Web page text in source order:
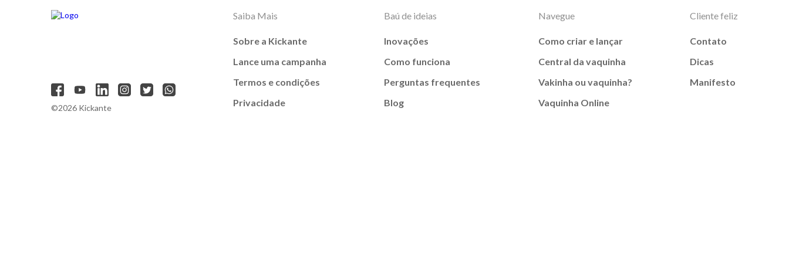
©2026 Kickante
Saiba Mais
Sobre a Kickante
Lance uma campanha
Termos e condições
Privacidade
Baú de ideias
Inovações
Como funciona
Perguntas frequentes
Blog
Navegue
Como criar e lançar
Central da vaquinha
Vakinha ou vaquinha?
Vaquinha Online
Cliente feliz
Contato
Dicas
Manifesto